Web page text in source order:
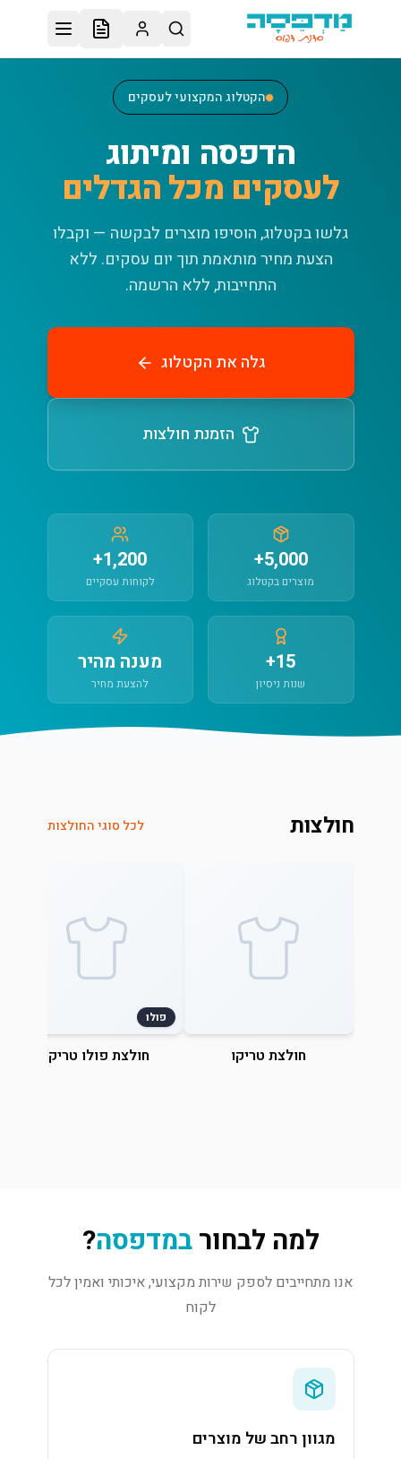
דלג לתוכן הראשי
הקטלוג המקצועי לעסקים
הדפסה ומיתוג
לעסקים מכל הגדלים
גלשו בקטלוג, הוסיפו מוצרים לבקשה — וקבלו
הצעת מחיר מותאמת תוך יום עסקים. ללא
התחייבות, ללא הרשמה.
גלה את הקטלוג
הזמנת חולצות
5,000+
מוצרים בקטלוג
1,200+
לקוחות עסקיים
15+
שנות ניסיון
מענה מהיר
להצעת מחיר
חולצות לכל סוגי החולצות
חולצת טריקו
פולו
חולצת פולו טריקו
למה לבחורבמדפסה?
אנו מתחייבים לספק שירות מקצועי, איכותי ואמין לכל
לקוח
מגוון רחב של מוצרים